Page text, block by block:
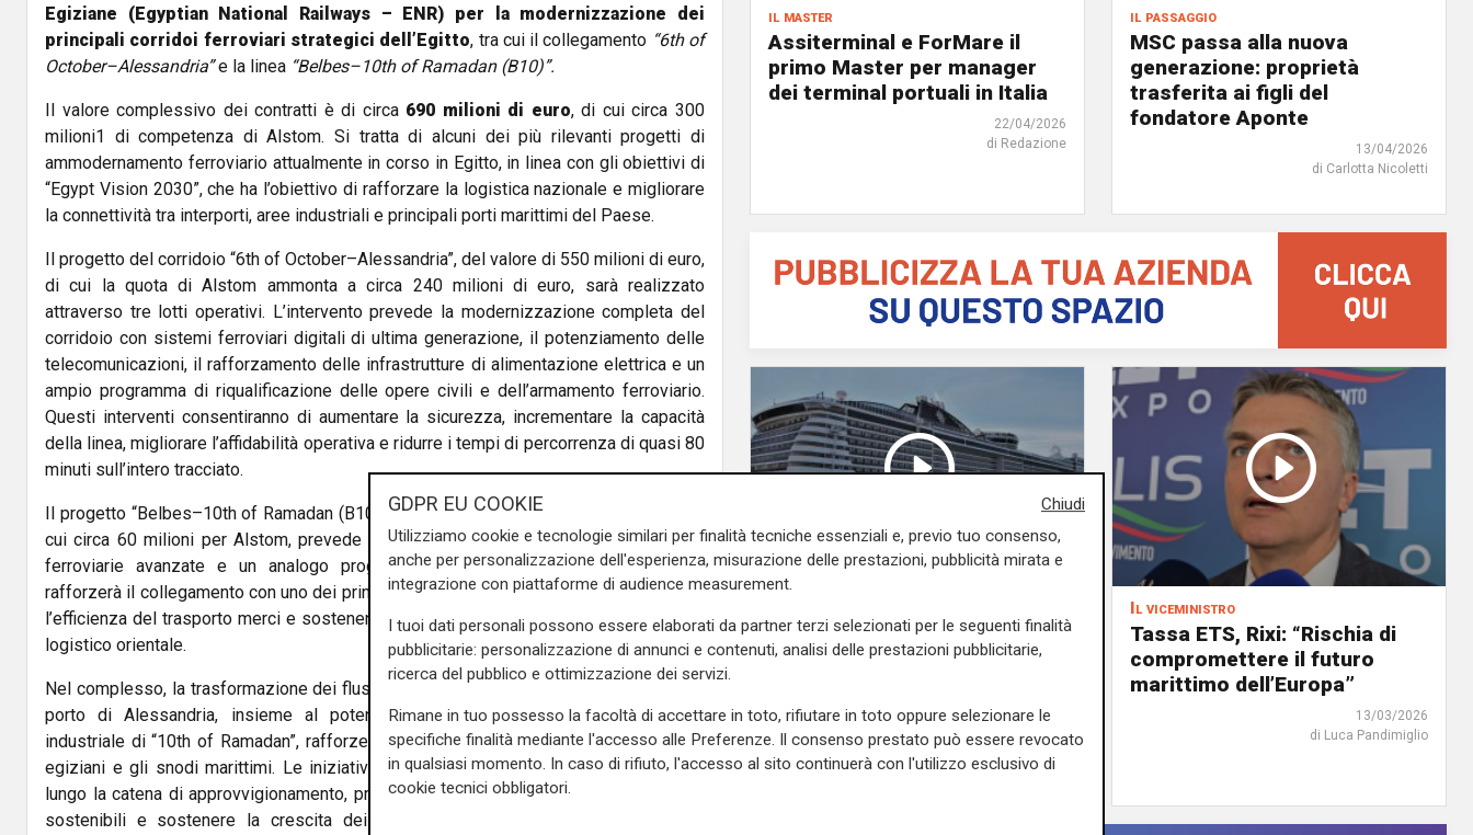
Egiziane (Egyptian National Railways – ENR) per la modernizzazione dei
principali corridoi ferroviari strategici dell’Egitto, tra cui il collegamento “6th of
October–Alessandria”e la linea “Belbes–10th of Ramadan (B10)”.
Il valore complessivo dei contratti è di circa 690 milioni di euro, di cui circa 300
milioni1 di competenza di Alstom. Si tratta di alcuni dei più rilevanti progetti di
ammodernamento ferroviario attualmente in corso in Egitto, in linea con gli obiettivi di
“Egypt Vision 2030”, che ha l’obiettivo di rafforzare la logistica nazionale e migliorare
la connettività tra interporti, aree industriali e principali porti marittimi del Paese.
Il progetto del corridoio “6th of October–Alessandria”, del valore di 550 milioni di euro,
di cui la quota di Alstom ammonta a circa 240 milioni di euro, sarà realizzato
attraverso tre lotti operativi. L’intervento prevede la modernizzazione completa del
corridoio con sistemi ferroviari digitali di ultima generazione, il potenziamento delle
telecomunicazioni, il rafforzamento delle infrastrutture di alimentazione elettrica e un
ampio programma di riqualificazione delle opere civili e dell’armamento ferroviario.
Questi interventi consentiranno di aumentare la sicurezza, incrementare la capacità
della linea, migliorare l’affidabilità operativa e ridurre i tempi di percorrenza di quasi 80
minuti sull’intero tracciato.
Il progetto “Belbes–10th of Ramadan (B10)”, del valore di circa 140 milioni di euro, di
cui circa 60 milioni per Alstom, prevede l’implementazione delle stesse tecnologie
ferroviarie avanzate e un analogo programma di modernizzazione. L’intervento
rafforzerà il collegamento con uno dei principali poli industriali del Paese, migliorando
l’efficienza del trasporto merci e sostenendo lo sviluppo industriale lungo il corridoio
logistico orientale.
Nel complesso, la trasformazione dei flussi merci tra l’interporto “6th of October” e il
porto di Alessandria, insieme al potenziamento della connettività verso l’area
industriale di “10th of Ramadan”, rafforzerà l’integrazione tra i principali hub logistici
egiziani e gli snodi marittimi. Le iniziative contribuiranno inoltre a ridurre le criticità
lungo la catena di approvvigionamento, promuovendo modalità di trasporto merci più
sostenibili e sostenere la crescita dei flussi commerciali a livello nazionale e
il master
Assiterminal e ForMare il
primo Master per manager
dei terminal portuali in Italia
22/04/2026
di Redazione
il passaggio
MSC passa alla nuova
generazione: proprietà
trasferita ai figli del
fondatore Aponte
13/04/2026
di Carlotta Nicoletti
Crociere, Leonardo Massa
(MSC): “Boom nel
centro della nostra crescita”
30/03/2026
di Luca Pandimiglio
Il viceministro
Tassa ETS, Rixi: “Rischia di
compromettere il futuro
marittimo dell’Europa”
13/03/2026
di Luca Pandimiglio
Chiudi
GDPR EU COOKIE
Utilizziamo cookie e tecnologie similari per finalità tecniche essenziali e, previo tuo consenso,
anche per personalizzazione dell'esperienza, misurazione delle prestazioni, pubblicità mirata e
integrazione con piattaforme di audience measurement.
I tuoi dati personali possono essere elaborati da partner terzi selezionati per le seguenti finalità
pubblicitarie: personalizzazione di annunci e contenuti, analisi delle prestazioni pubblicitarie,
ricerca del pubblico e ottimizzazione dei servizi.
Rimane in tuo possesso la facoltà di accettare in toto, rifiutare in toto oppure selezionare le
specifiche finalità mediante l'accesso alle Preferenze. Il consenso prestato può essere revocato
in qualsiasi momento. In caso di rifiuto, l'accesso al sito continuerà con l'utilizzo esclusivo di
cookie tecnici obbligatori.